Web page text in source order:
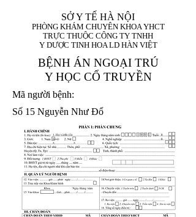
SỞ Y TẾ HÀ NỘI
PHÒNG KHÁM CHUYÊN KHOA YHCT
TRỰC THUỘC CÔNG TY TNHH
Y DƯỢC TINH HOA LD HÀN VIỆT
BỆNH ÁN NGOẠI TRÚ
Y HỌC CỔ TRUYỀN
Mã người bệnh:
Số 15 Nguyễn Như Đổ
1. Họ và tên (In
hoa):
1 9 9 5
8
8
X
X